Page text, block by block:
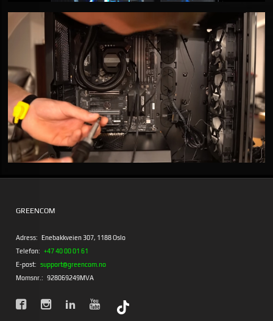
GREENCOM
Adress: Enebakkveien 307, 1188 Oslo
Telefon: +47 40 00 01 61
E-post: support@greencom.no
Momsnr.: 928069249MVA